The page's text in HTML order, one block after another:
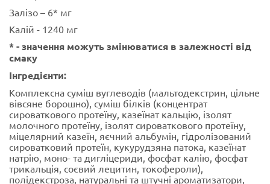
Залізо – 6* мг
Калій - 1240 мг
* - значення можуть змінюватися в залежності від
смаку
Інгредієнти:
Комплексна суміш вуглеводів (мальтодекстрин, цільне
вівсяне борошно), суміш білків (концентрат
сироваткового протеїну, казеїнат кальцію, ізолят
молочного протеїну, ізолят сироваткового протеїну,
міцелярний казеїн, яєчний альбумін, гідролізований
сироватковий протеїн, кукурудзяна патока, казеїнат
натрію, моно- та дигліцериди, фосфат калію, фосфат
трикальція, соєвий лецитин, токофероли),
полідекстроза, натуральні та штучні ароматизатори,